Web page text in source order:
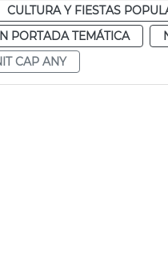
CULTURA Y FIESTAS
PORTADA TEMÁTICA
CAP ANY